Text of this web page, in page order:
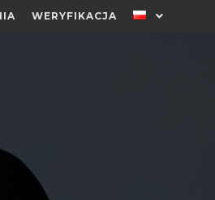
WERYFIKACJA